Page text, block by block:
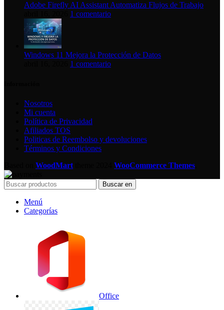
Adobe Firefly AI Assistant Automatiza Flujos de Trabajo
1 comentario
Windows 11 Mejora la Protección de Datos
1 comentario
Nosotros
Mi cuenta
Política de Privacidad
Afiliados TOS
Politicas de Reembolso y devoluciones
Términos y Condiciones
WoodMart WooCommerce Themes
Buscar en
Menú
Categorías
Office